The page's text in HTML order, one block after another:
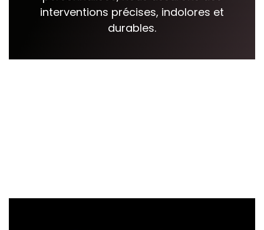
interventions précises, indolores et
durables.